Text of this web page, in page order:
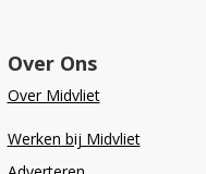
Over Ons
Over Midvliet
Werken bij Midvliet